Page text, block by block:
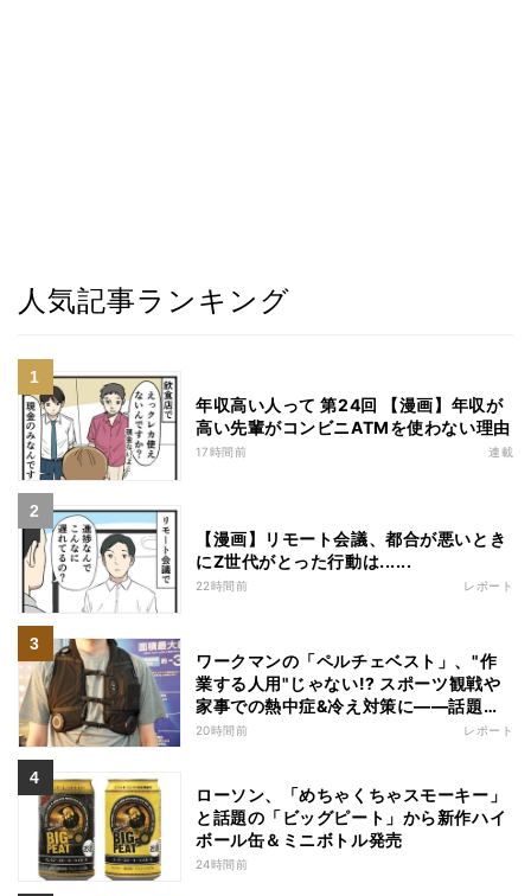
人気記事ランキング
年収高い人って 第24回 【漫画】年収が
高い先輩がコンビニATMを使わない理由
17時間前 連載
【漫画】リモート会議、都合が悪いとき
にZ世代がとった行動は......
22時間前 レポート
ワークマンの「ペルチェベスト」、"作
業する人用"じゃない!? スポーツ観戦や
家事での熱中症&冷え対策に――話題の
商品を徹底検証
20時間前 レポート
ローソン、「めちゃくちゃスモーキー」
と話題の「ビッグピート」から新作ハイ
ボール缶＆ミニボトル発売
24時間前